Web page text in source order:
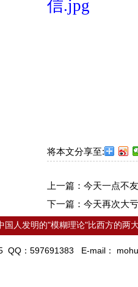
将本文分享至:
上一篇： 今天一点不
下一篇： 今天再次大
国人发明的"模糊理论"比西方的两
QQ：597691383 E-mail：